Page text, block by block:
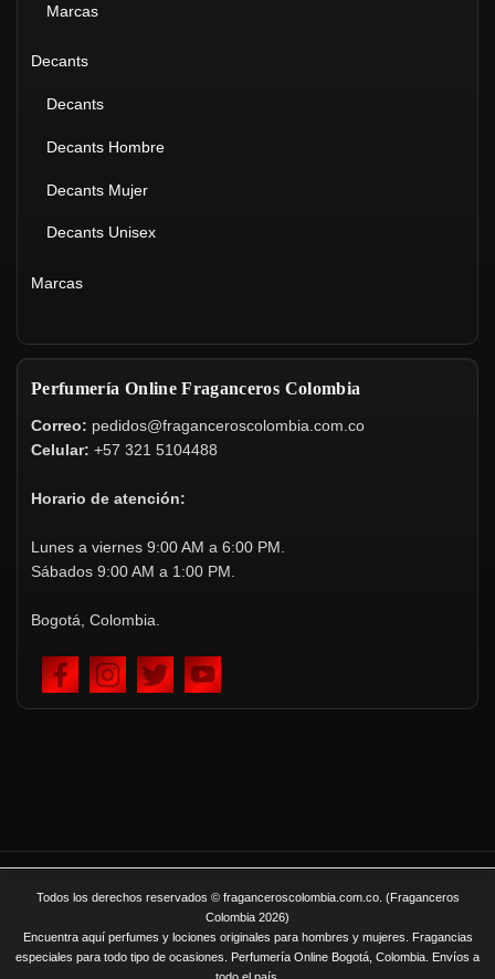
Marcas
Decants
Decants
Decants Hombre
Decants Mujer
Decants Unisex
Marcas
Perfumería Online Fraganceros Colombia
Correo: pedidos@fraganceroscolombia.com.co
Celular: +57 321 5104488
Horario de atención:
Lunes a viernes 9:00 AM a 6:00 PM.
Sábados 9:00 AM a 1:00 PM.
Bogotá, Colombia.
Todos los derechos reservados © fraganceroscolombia.com.co. (Fraganceros
Colombia 2026)
Encuentra aquí perfumes y lociones originales para hombres y mujeres. Fragancias
especiales para todo tipo de ocasiones. Perfumería Online Bogotá, Colombia. Envíos a
todo el país.